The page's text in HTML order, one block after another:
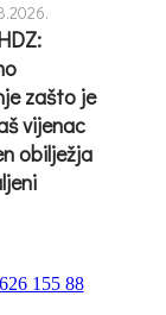
zašto je
vijenac
obilježja